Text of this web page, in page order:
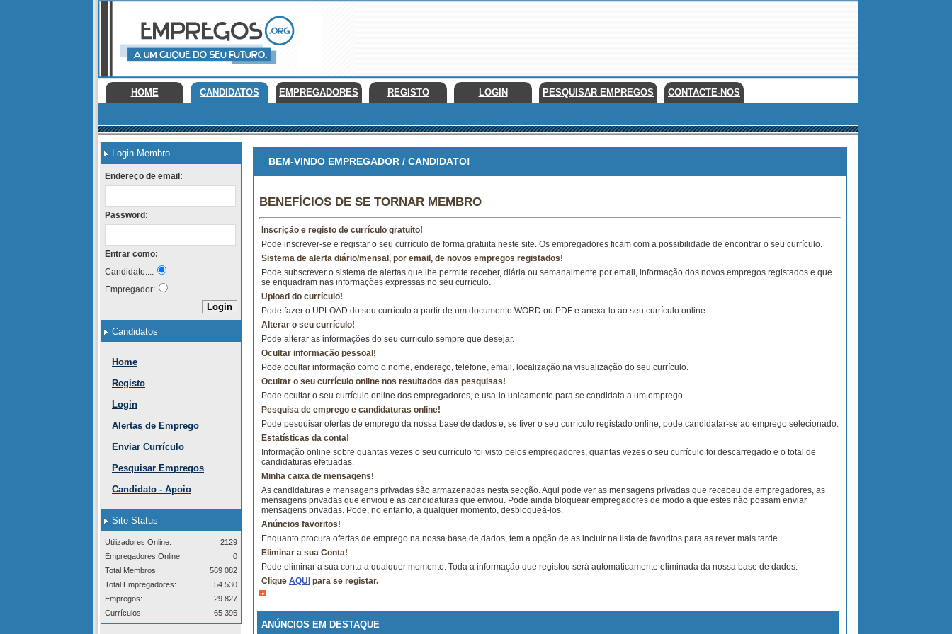
HOME CANDIDATOS EMPREGADORES REGISTO LOGIN PESQUISAR EMPREGOS CONTACTE-NOS
Login Membro
Endereço de email:
Password:
Entrar como:
Candidato...:
Empregador:
Candidatos
Home
Registo
Login
Alertas de Emprego
Enviar Currículo
Pesquisar Empregos
Candidato - Apoio
Site Status
Utilizadores Online:
2129
Empregadores Online:
0
Total Membros:
569 082
Total Empregadores:
54 530
Empregos:
29 827
Currículos:
65 395
BEM-VINDO EMPREGADOR / CANDIDATO!
BENEFÍCIOS DE SE TORNAR MEMBRO
Inscrição e registo de currículo gratuito!
Pode inscrever-se e registar o seu currículo de forma gratuita neste site. Os empregadores ficam com a possibilidade de encontrar o seu currículo.
Sistema de alerta diário/mensal, por email, de novos empregos registados!
Pode subscrever o sistema de alertas que lhe permite receber, diária ou semanalmente por email, informação dos novos empregos registados e que
se enquadram nas informações expressas no seu currículo.
Upload do currículo!
Pode fazer o UPLOAD do seu currículo a partir de um documento WORD ou PDF e anexa-lo ao seu currículo online.
Alterar o seu currículo!
Pode alterar as informações do seu currículo sempre que desejar.
Ocultar informação pessoal!
Pode ocultar informação como o nome, endereço, telefone, email, localização na visualização do seu currículo.
Ocultar o seu currículo online nos resultados das pesquisas!
Pode ocultar o seu currículo online dos empregadores, e usa-lo unicamente para se candidata a um emprego.
Pesquisa de emprego e candidaturas online!
Pode pesquisar ofertas de emprego da nossa base de dados e, se tiver o seu currículo registado online, pode candidatar-se ao emprego selecionado.
Estatísticas da conta!
Informação online sobre quantas vezes o seu currículo foi visto pelos empregadores, quantas vezes o seu currículo foi descarregado e o total de
candidaturas efetuadas.
Minha caixa de mensagens!
As candidaturas e mensagens privadas são armazenadas nesta secção. Aqui pode ver as mensagens privadas que recebeu de empregadores, as
mensagens privadas que enviou e as candidaturas que enviou. Pode ainda bloquear empregadores de modo a que estes não possam enviar
mensagens privadas. Pode, no entanto, a qualquer momento, desbloqueá-los.
Anúncios favoritos!
Enquanto procura ofertas de emprego na nossa base de dados, tem a opção de as incluir na lista de favoritos para as rever mais tarde.
Eliminar a sua Conta!
Pode eliminar a sua conta a qualquer momento. Toda a informação que registou será automaticamente eliminada da nossa base de dados.
Clique AQUI para se registar.
ANÚNCIOS EM DESTAQUE